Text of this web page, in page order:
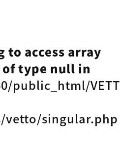
to access array
type null in
public_html/VETT
vetto/singular.php